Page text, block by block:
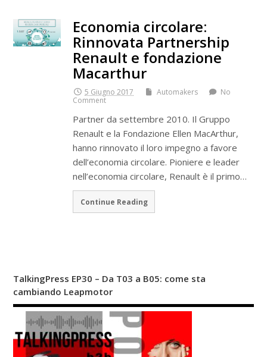
Economia circolare:
Rinnovata Partnership
Renault e fondazione
Macarthur
5 Giugno 2017 Automakers
No
Comment
Partner da settembre 2010. Il Gruppo
Renault e la Fondazione Ellen MacArthur,
hanno rinnovato il loro impegno a favore
dell’economia circolare. Pioniere e leader
nell’economia circolare, Renault è il primo…
Continue Reading
TalkingPress EP30 – Da T03 a B05: come sta
cambiando Leapmotor